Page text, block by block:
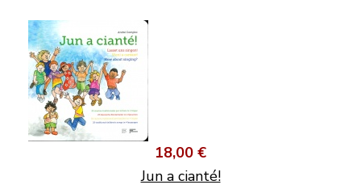
18,00 €
Jun a cianté!